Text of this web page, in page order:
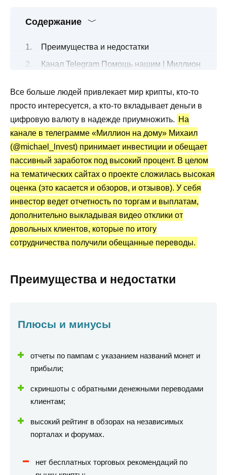
Содержание
Преимущества и недостатки
Канал Telegram Помощь нашим | Миллион
Чем занимается трейдер Михаил
@michael_lnvest?
Сколько обещают по вкладам в крипту?
Канал Телеграмм Помощь нашим |
Миллион на дому: статистика и отзывы
Какой можно сделать вывод по обзору?
Все больше людей привлекает мир крипты, кто-то
просто интересуется, а кто-то вкладывает деньги в
цифровую валюту в надежде приумножить. На
канале в телеграмме «Миллион на дому» Михаил
(@michael_lnvest) принимает инвестиции и обещает
пассивный заработок под высокий процент. В целом
на тематических сайтах о проекте сложилась высокая
оценка (это касается и обзоров, и отзывов). У себя
инвестор ведет отчетность по торгам и выплатам,
дополнительно выкладывая видео отклики от
довольных клиентов, которые по итогу
сотрудничества получили обещанные переводы.
Преимущества и недостатки
Плюсы и минусы
отчеты по пампам с указанием названий монет и
прибыли;
скриншоты с обратными денежными переводами
клиентам;
высокий рейтинг в обзорах на независимых
порталах и форумах.
нет бесплатных торговых рекомендаций по